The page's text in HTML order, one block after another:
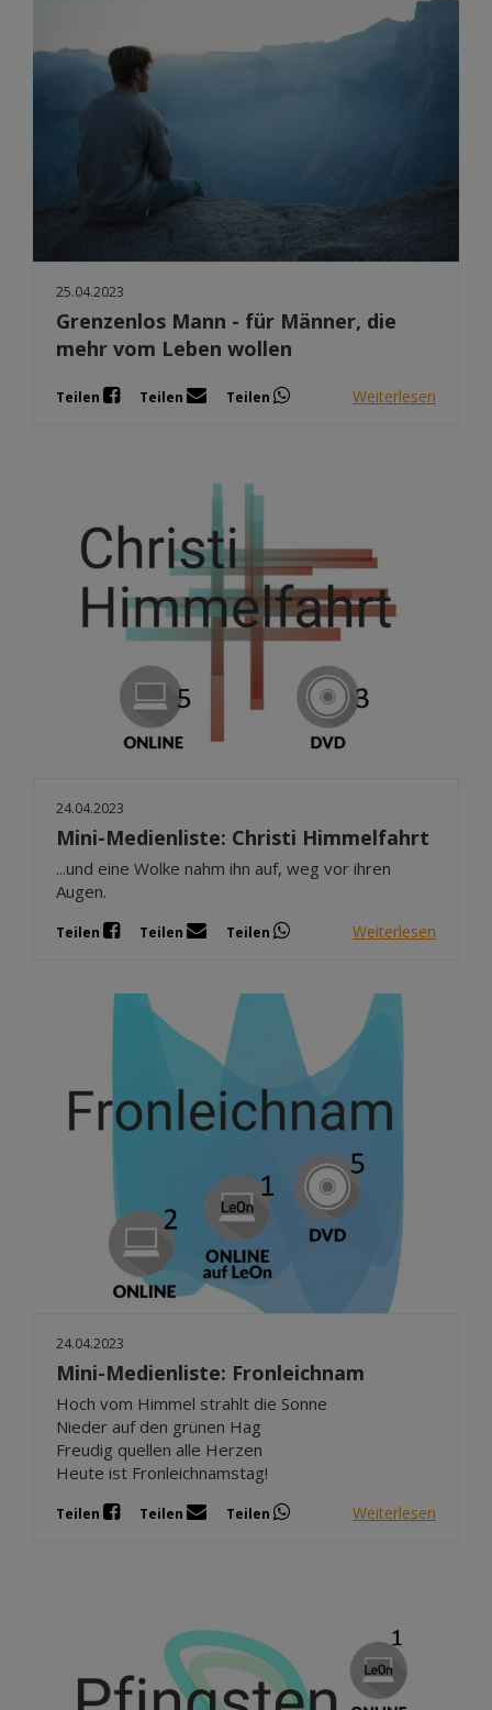
25.04.2023
Grenzenlos Mann - für Männer, die
mehr vom Leben wollen
Teilen Teilen Teilen Weiterlesen
24.04.2023
Mini-Medienliste: Christi Himmelfahrt
...und eine Wolke nahm ihn auf, weg vor ihren
Augen.
Teilen Teilen Teilen Weiterlesen
24.04.2023
Mini-Medienliste: Fronleichnam
Hoch vom Himmel strahlt die Sonne
Nieder auf den grünen Hag
Freudig quellen alle Herzen
Heute ist Fronleichnamstag!
Teilen Teilen Teilen Weiterlesen